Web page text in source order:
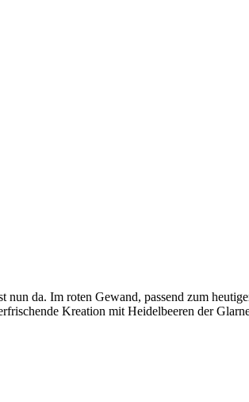
da. Im roten Gewand, passend zum
Kreation mit Heidelbeeren der